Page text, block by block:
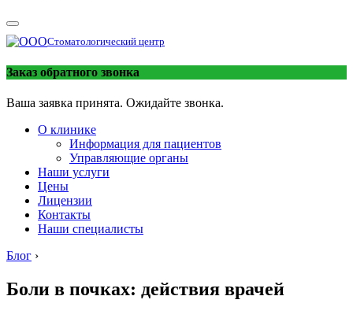
Стоматологический центр
Заказ обратного звонка
Ваша заявка принята. Ожидайте звонка.
О клинике
Информация для пациентов
Управляющие органы
Наши услуги
Цены
Лицензии
Контакты
Наши специалисты
Блог ›
Боли в почках: действия врачей